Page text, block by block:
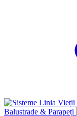
Balustrade & Parapeți